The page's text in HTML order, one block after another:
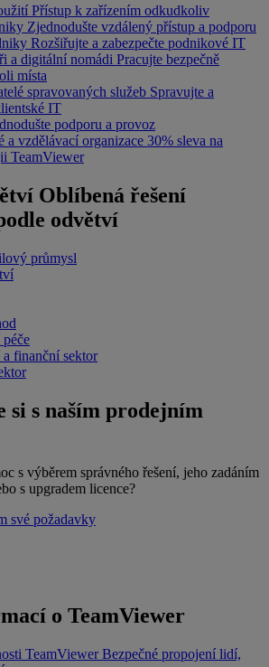
Přístup k zařízením odkudkoliv
Zjednodušte vzdálený přístup a podporu
Rozšiřujte a zabezpečte podnikové IT
a digitální nomádi Pracujte bezpečně
místa
spravovaných služeb Spravujte a
IT
podporu a provoz
a vzdělávací organizace 30% sleva na
TeamViewer
Oblíbená řešení
odvětví
průmysl
finanční sektor
si s naším prodejním
s výběrem správného řešení, jeho zadáním
s upgradem licence?
své požadavky
o TeamViewer
TeamViewer Bezpečné propojení lidí,